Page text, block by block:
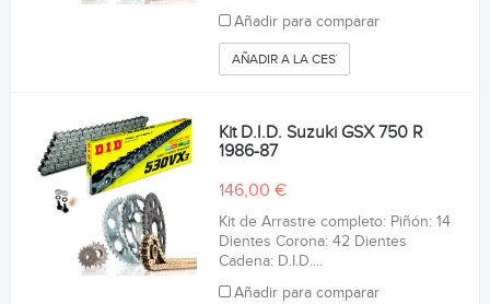
Añadir para comparar
AÑADIR A LA CESTA
Kit D.I.D. Suzuki GSX 750 R
1986-87
146,00 €
Kit de Arrastre completo: Piñón: 14
Dientes Corona: 42 Dientes
Cadena: D.I.D....
Añadir para comparar